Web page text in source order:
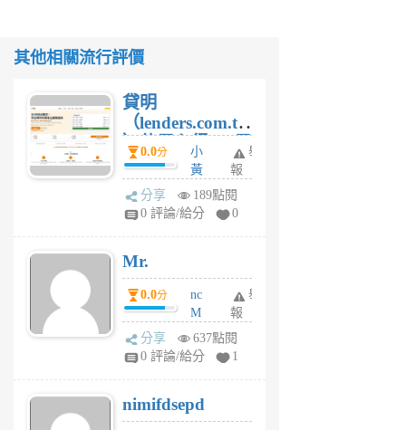
其他相關流行評價
貸明
（lenders.com.tw
）使用心得 — 民
間貸款比較平台
體驗
0.0分
小
黃
蜂
4
舉
報
分享
189點閱
0 評論/給分
0
Mr.
0.0分
nc
M
U
F
U
5
舉
報
分享
637點閱
0 評論/給分
1
nimifdsepd